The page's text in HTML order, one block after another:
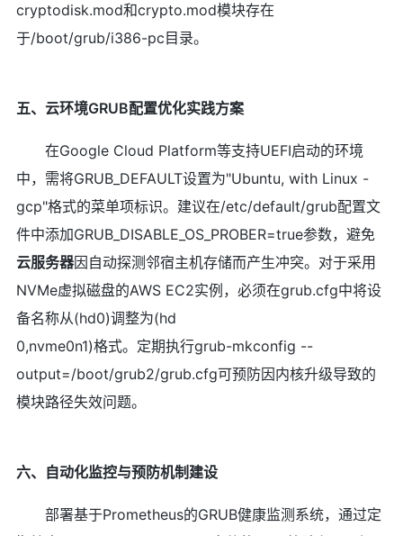
cryptodisk.mod和crypto.mod模块存在
于/boot/grub/i386-pc目录。
五、云环境GRUB配置优化实践方案
在Google Cloud Platform等支持UEFI启动的环境
中，需将GRUB_DEFAULT设置为"Ubuntu, with Linux -
gcp"格式的菜单项标识。建议在/etc/default/grub配置文
件中添加GRUB_DISABLE_OS_PROBER=true参数，避免
云服务器因自动探测邻宿主机存储而产生冲突。对于采用
NVMe虚拟磁盘的AWS EC2实例，必须在grub.cfg中将设
备名称从(hd0)调整为(hd
0,nvme0n1)格式。定期执行grub-mkconfig --
output=/boot/grub2/grub.cfg可预防因内核升级导致的
模块路径失效问题。
六、自动化监控与预防机制建设
部署基于Prometheus的GRUB健康监测系统，通过定